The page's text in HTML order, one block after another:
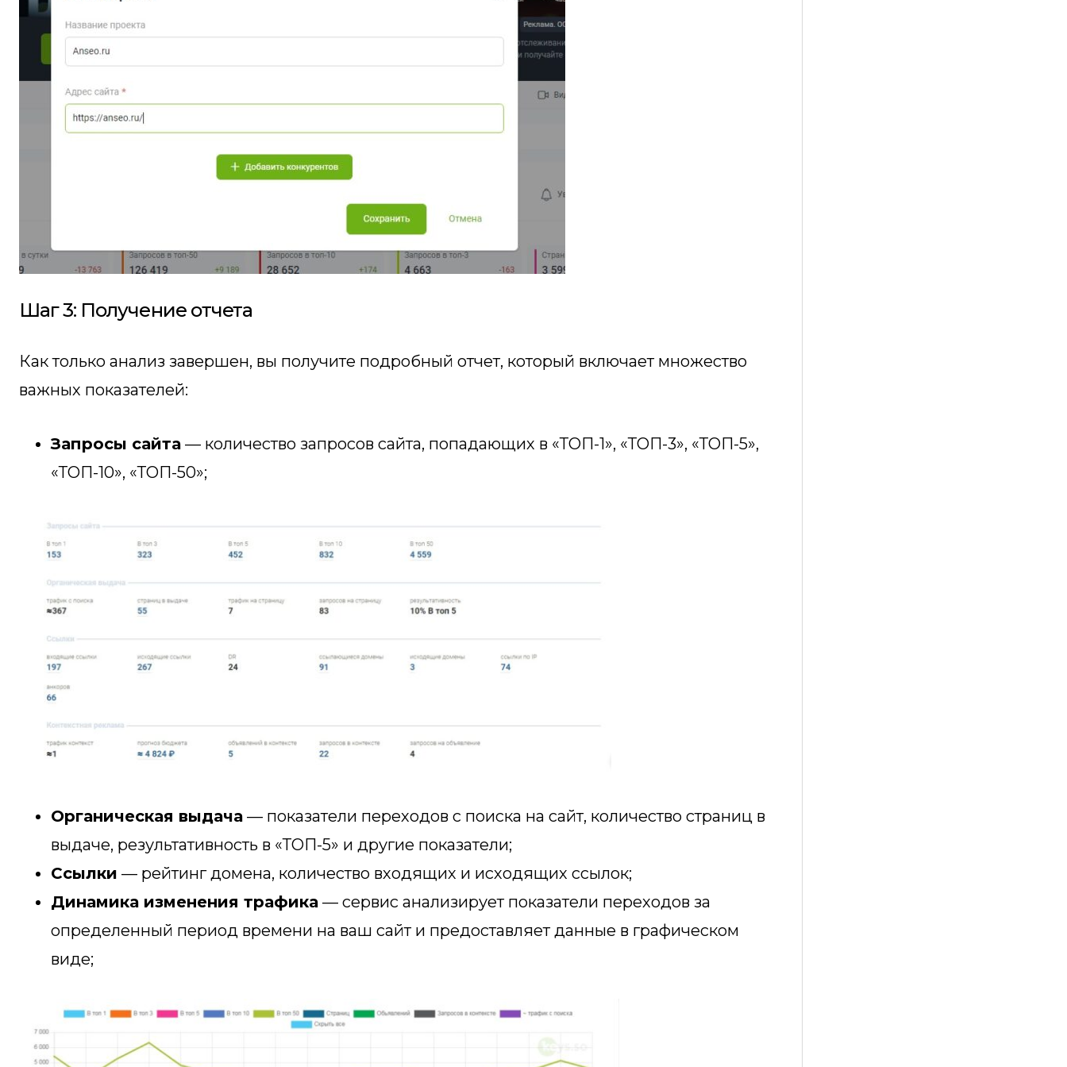
Шаг 3: Получение отчета
Как только анализ завершен, вы получите подробный отчет, который включает множество
важных показателей:
Запросы сайта — количество запросов сайта, попадающих в «ТОП-1», «ТОП-3», «ТОП-5»,
«ТОП-10», «ТОП-50»;
Органическая выдача — показатели переходов с поиска на сайт, количество страниц в
выдаче, результативность в «ТОП-5» и другие показатели;
Ссылки — рейтинг домена, количество входящих и исходящих ссылок;
Динамика изменения трафика — сервис анализирует показатели переходов за
определенный период времени на ваш сайт и предоставляет данные в графическом
виде;